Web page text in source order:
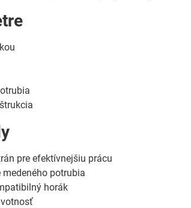
pre efektívnejšiu prácu
potrubia
horák